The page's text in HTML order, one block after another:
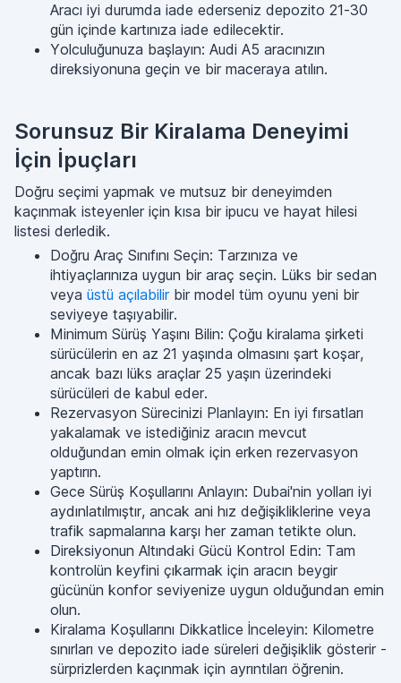
Aracı iyi durumda iade ederseniz depozito 21-30
gün içinde kartınıza iade edilecektir.
Yolculuğunuza başlayın: Audi A5 aracınızın
direksiyonuna geçin ve bir maceraya atılın.
Sorunsuz Bir Kiralama Deneyimi
İçin İpuçları
Doğru seçimi yapmak ve mutsuz bir deneyimden
kaçınmak isteyenler için kısa bir ipucu ve hayat hilesi
listesi derledik.
Doğru Araç Sınıfını Seçin: Tarzınıza ve
ihtiyaçlarınıza uygun bir araç seçin. Lüks bir sedan
veya üstü açılabilirbir model tüm oyunu yeni bir
seviyeye taşıyabilir.
Minimum Sürüş Yaşını Bilin: Çoğu kiralama şirketi
sürücülerin en az 21 yaşında olmasını şart koşar,
ancak bazı lüks araçlar 25 yaşın üzerindeki
sürücüleri de kabul eder.
Rezervasyon Sürecinizi Planlayın: En iyi fırsatları
yakalamak ve istediğiniz aracın mevcut
olduğundan emin olmak için erken rezervasyon
yaptırın.
Gece Sürüş Koşullarını Anlayın: Dubai'nin yolları iyi
aydınlatılmıştır, ancak ani hız değişikliklerine veya
trafik sapmalarına karşı her zaman tetikte olun.
Direksiyonun Altındaki Gücü Kontrol Edin: Tam
kontrolün keyfini çıkarmak için aracın beygir
gücünün konfor seviyenize uygun olduğundan emin
olun.
Kiralama Koşullarını Dikkatlice İnceleyin: Kilometre
sınırları ve depozito iade süreleri değişiklik gösterir -
sürprizlerden kaçınmak için ayrıntıları öğrenin.